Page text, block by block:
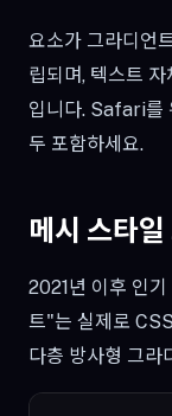
요소가 그라디언
립되며, 텍스트
입니다. Safari를
두 포함하세요.
메시 스타
2021년 이후 인
트"는 실제로
다층 방사형 그라